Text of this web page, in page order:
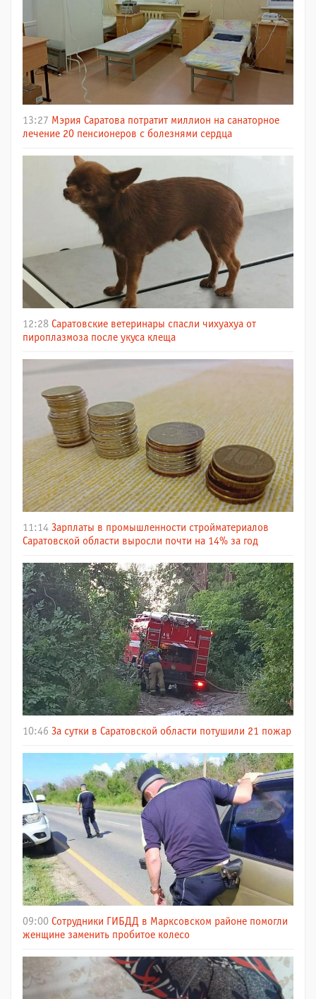
13:27 Мэрия Саратова потратит миллион на санаторное
лечение 20 пенсионеров с болезнями сердца
12:28 Саратовские ветеринары спасли чихуахуа от
пироплазмоза после укуса клеща
11:14 Зарплаты в промышленности стройматериалов
Саратовской области выросли почти на 14% за год
10:46 За сутки в Саратовской области потушили 21 пожар
09:00 Сотрудники ГИБДД в Марксовском районе помогли
женщине заменить пробитое колесо